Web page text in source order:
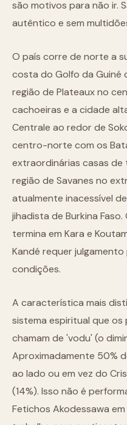
são motivos para não ir.
autêntico e sem
O país corre de norte a
costa do Golfo da Guiné
região de Plateaux no
cachoeiras e a cidade
Centrale ao redor de
centro-norte com os
extraordinárias casas de
região de Savanes no
atualmente inacessível
jihadista de Burkina
termina em Kara e
Kandé requer
condições.
A característica mais
sistema espiritual que os
chamam de 'vodu' (o
Aproximadamente 50%
ao lado ou em vez do
(14%). Isso não é
Fetichos Akodessawa em